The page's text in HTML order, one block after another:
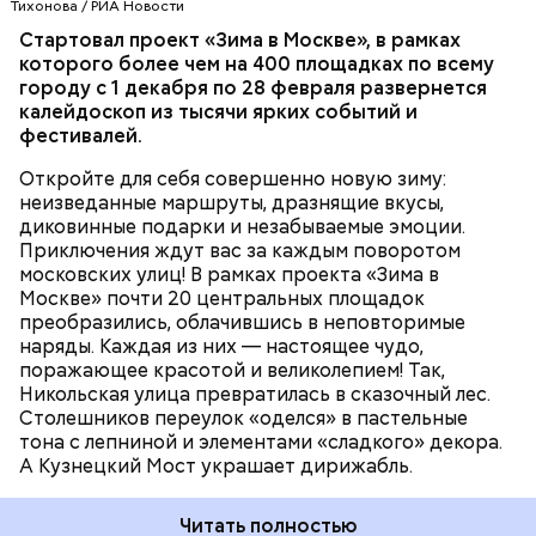
Тихонова / РИА Новости
Стартовал проект «Зима в Москве», в рамках
которого более чем на 400 площадках по всему
городу с 1 декабря по 28 февраля развернется
калейдоскоп из тысячи ярких событий и
фестивалей.
Откройте для себя совершенно новую зиму:
неизведанные маршруты, дразнящие вкусы,
диковинные подарки и незабываемые эмоции.
Приключения ждут вас за каждым поворотом
московских улиц! В рамках проекта «Зима в
Москве» почти 20 центральных площадок
преобразились, облачившись в неповторимые
наряды. Каждая из них — настоящее чудо,
поражающее красотой и великолепием! Так,
Никольская улица превратилась в сказочный лес.
Столешников переулок «оделся» в пастельные
тона с лепниной и элементами «сладкого» декора.
А Кузнецкий Мост украшает дирижабль.
можжевельники, — отметила ландшафтный
куратор проекта Анна Гарцман.
Читать полностью
МЕРОПРИЯТИЯ МОСКВА ЗИМА
ДОСУГ
ФЕСТИВАЛИ